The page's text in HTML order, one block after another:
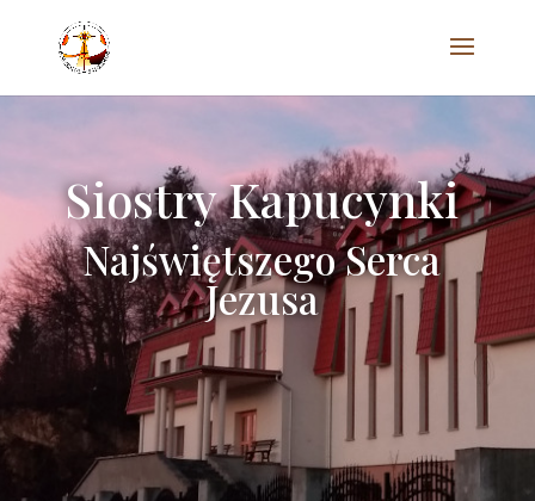
Siostry Kapucynki
Najświętszego Serca
Jezusa